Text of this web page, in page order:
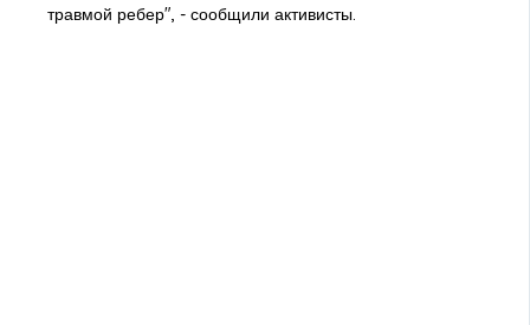
травмой ребер", - сообщили активисты.